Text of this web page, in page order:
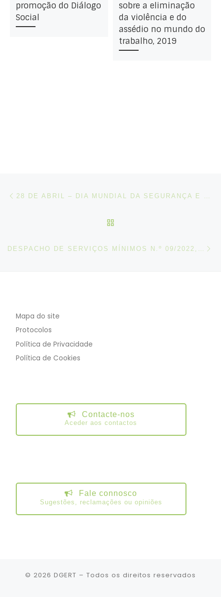
promoção do Diálogo
Social
sobre a eliminação
da violência e do
assédio no mundo do
trabalho, 2019
Post navigation
Mapa do site
Protocolos
Política de Privacidade
Política de Cookies
Contacte-nos
Aceder aos contactos
Fale connosco
Sugestões, reclamações ou opiniões
© 2026 DGERT – Todos os direitos reservados